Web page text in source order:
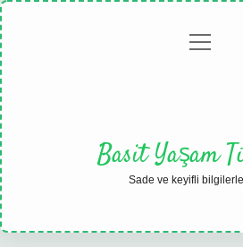
Gizlilikmenüyü
Basit Yaşam
Sade ve keyifli bilgilerle